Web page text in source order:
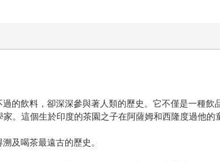
的飲料，卻深深參與著人類的歷史。它不僅是一種
家。這個生於印度的茶園之子在阿薩姆和西隆度過
及喝茶最遠古的歷史。